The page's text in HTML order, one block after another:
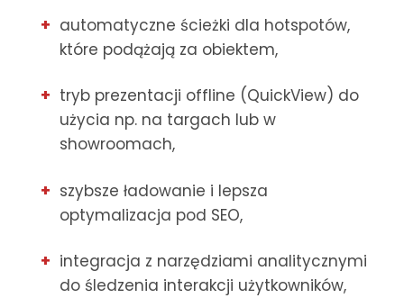
automatyczne ścieżki dla hotspotów,
które podążają za obiektem,
tryb prezentacji offline (QuickView) do
użycia np. na targach lub w
showroomach,
szybsze ładowanie i lepsza
optymalizacja pod SEO,
integracja z narzędziami analitycznymi
do śledzenia interakcji użytkowników,